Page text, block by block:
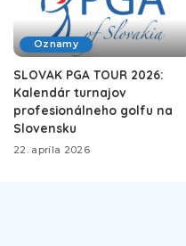
Oznamy
SLOVAK PGA TOUR 2026:
Kalendár turnajov
profesionálneho golfu na
Slovensku
22. apríla 2026